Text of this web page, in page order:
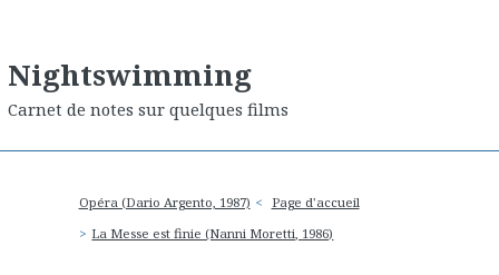
Nightswimming
Carnet de notes sur quelques films
Opéra (Dario Argento, 1987)
Page d'accueil
La Messe est finie (Nanni Moretti, 1986)